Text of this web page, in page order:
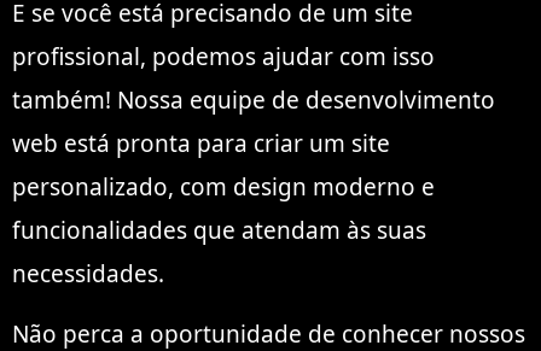
E se você está precisando de um site
profissional, podemos ajudar com isso
também! Nossa equipe de desenvolvimento
web está pronta para criar um site
personalizado, com design moderno e
funcionalidades que atendam às suas
necessidades.
Não perca a oportunidade de conhecer nossos